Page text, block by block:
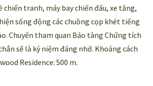
chiến tranh, máy bay chiến đấu, xe tăng,
sống động các chuồng cọp khét tiếng
Chuyến tham quan Bảo tàng Chứng tích
sẽ là kỷ niệm đáng nhớ. Khoảng cách
Residence: 500 m.